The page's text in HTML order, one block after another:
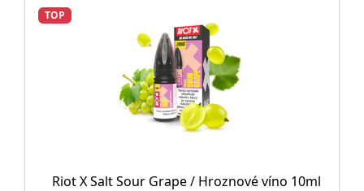
TOP
Riot X Salt Sour Grape / Hroznové víno 10ml